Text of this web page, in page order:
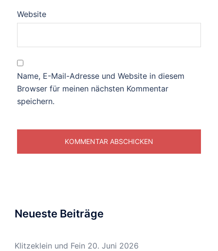
Website
Name, E-Mail-Adresse und Website in diesem
Browser für meinen nächsten Kommentar
speichern.
Neueste Beiträge
Klitzeklein und Fein 20. Juni 2026